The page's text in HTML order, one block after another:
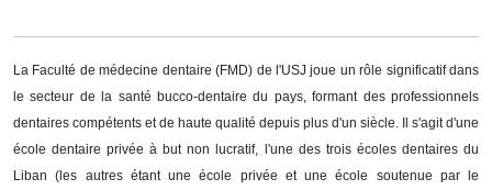
La Faculté de médecine dentaire (FMD) de l'USJ joue un rôle significatif dans
le secteur de la santé bucco-dentaire du pays, formant des professionnels
dentaires compétents et de haute qualité depuis plus d'un siècle. Il s'agit d'une
école dentaire privée à but non lucratif, l'une des trois écoles dentaires du
Liban (les autres étant une école privée et une école soutenue par le